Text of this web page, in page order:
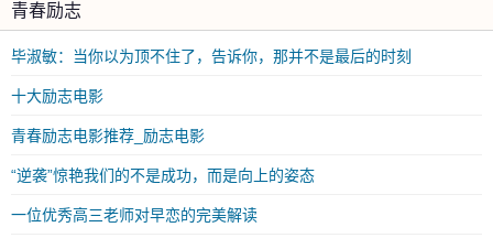
青春励志
毕淑敏：当你以为顶不住了，告诉你，那并不是最后的时刻
十大励志电影
青春励志电影推荐_励志电影
“逆袭”惊艳我们的不是成功，而是向上的姿态
一位优秀高三老师对早恋的完美解读